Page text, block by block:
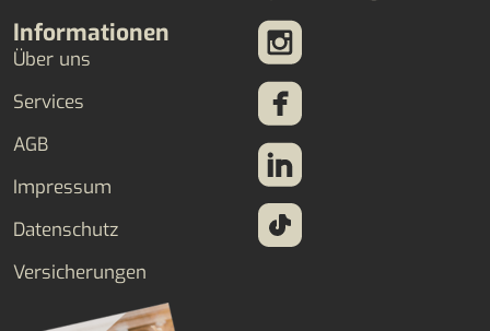
Informationen
Über uns
Services
AGB
Impressum
Datenschutz
Versicherungen